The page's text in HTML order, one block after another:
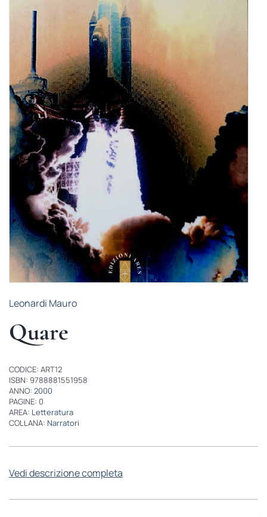
BIOGRAFIE
ATTUALITÀ
Leonardi Mauro
Quare
CODICE: ART12
ISBN: 9788881551958
ANNO: 2000
PAGINE: 0
AREA: Letteratura
COLLANA: Narratori
Vedi descrizione completa